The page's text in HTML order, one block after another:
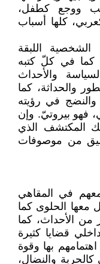
ووجع كطفل،
كلها أسباب
الشخصية اللبقة
كما في كلّ كتبه
والأحداث
والحداثة، كما
والنضج في رؤيته
فهو بيروتيّ. وإن
المكتشف الذي
من موصوفات
في المقاهي
معها الحلوى كما
من الأحداث، كما
قضايا كثيرة
بها وقوة
والنضال،